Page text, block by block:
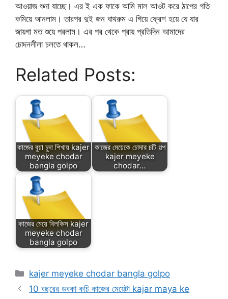
আওয়াজ শুনা যাচ্ছে। এর ই এক ফাকে আমি মাল আওট করে ঠাপের গতি
কমিয়ে আনলাম। তারপর দুই জন বাথরুম এ গিয়ে ফ্রেশ হয়ে যে যার
জায়গা মত শুয়ে পরলাম। এর পর থেকে প্রায় প্রতিদিন আমাদের
চোদনলীলা চলতে থাকল…
Related Posts:
কাজের বুয়া চুদা শিখায় kajer
meyeke chodar
bangla golpo
কাজের মেয়েকে চোদার চটি গল্প
kajer meyeke
chodar…
কাজের মেয়ে বিলকিস kajer
meyeke chodar
bangla golpo
Categories
kajer meyeke chodar bangla golpo
10 বছরের ডবকা কচি কাজের মেয়েটা kajar maya ke